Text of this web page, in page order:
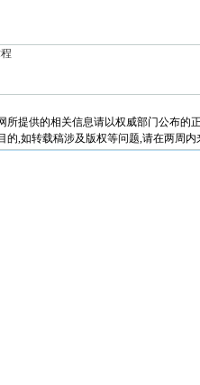
提供的相关信息请以权威部门公布的
,如转载稿涉及版权等问题,请在两周内